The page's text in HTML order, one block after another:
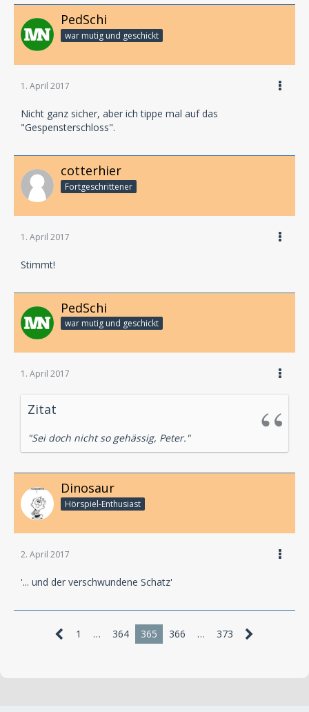
PedSchi
war mutig und geschickt
1. April 2017
Nicht ganz sicher, aber ich tippe mal auf das
"Gespensterschloss".
cotterhier
Fortgeschrittener
1. April 2017
Stimmt!
PedSchi
war mutig und geschickt
1. April 2017
Zitat
"Sei doch nicht so gehässig, Peter."
Dinosaur
Hörspiel-En­thu­si­ast
2. April 2017
'... und der verschwundene Schatz'
1 … 364 365 366 … 373